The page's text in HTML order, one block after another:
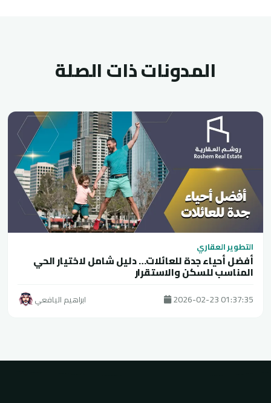
المدونات ذات الصلة
التطوير العقاري
أفضل أحياء جدة للعائلات… دليل شامل لاختيار الحي
المناسب للسكن والاستقرار
ابراهيم اليافعي 2026-02-23 01:37:35